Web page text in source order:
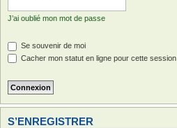
J’ai oublié mon mot de passe
Se souvenir de moi
Cacher mon statut en ligne pour cette session
S’ENREGISTRER